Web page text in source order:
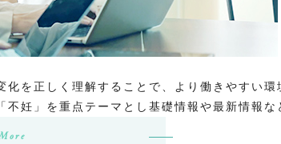
化を正しく理解することで、より働きやすい
不妊」を重点テーマとし基礎情報や最新情報な